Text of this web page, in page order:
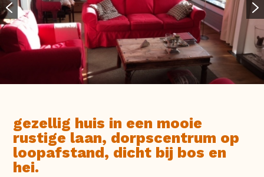
gezellig huis in een mooie
rustige laan, dorpscentrum op
loopafstand, dicht bij bos en
hei.